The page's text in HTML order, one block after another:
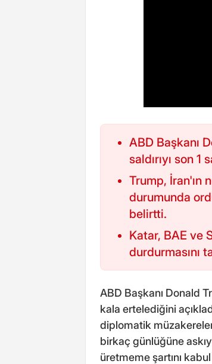
ABD Başkanı
saldırıyı son
Trump, İran'ın
durumunda
belirtti.
Katar, BAE ve
durdurmasını
ABD Başkanı Donald
kala ertelediğini
diplomatik
birkaç günlüğüne
üretmeme şartını